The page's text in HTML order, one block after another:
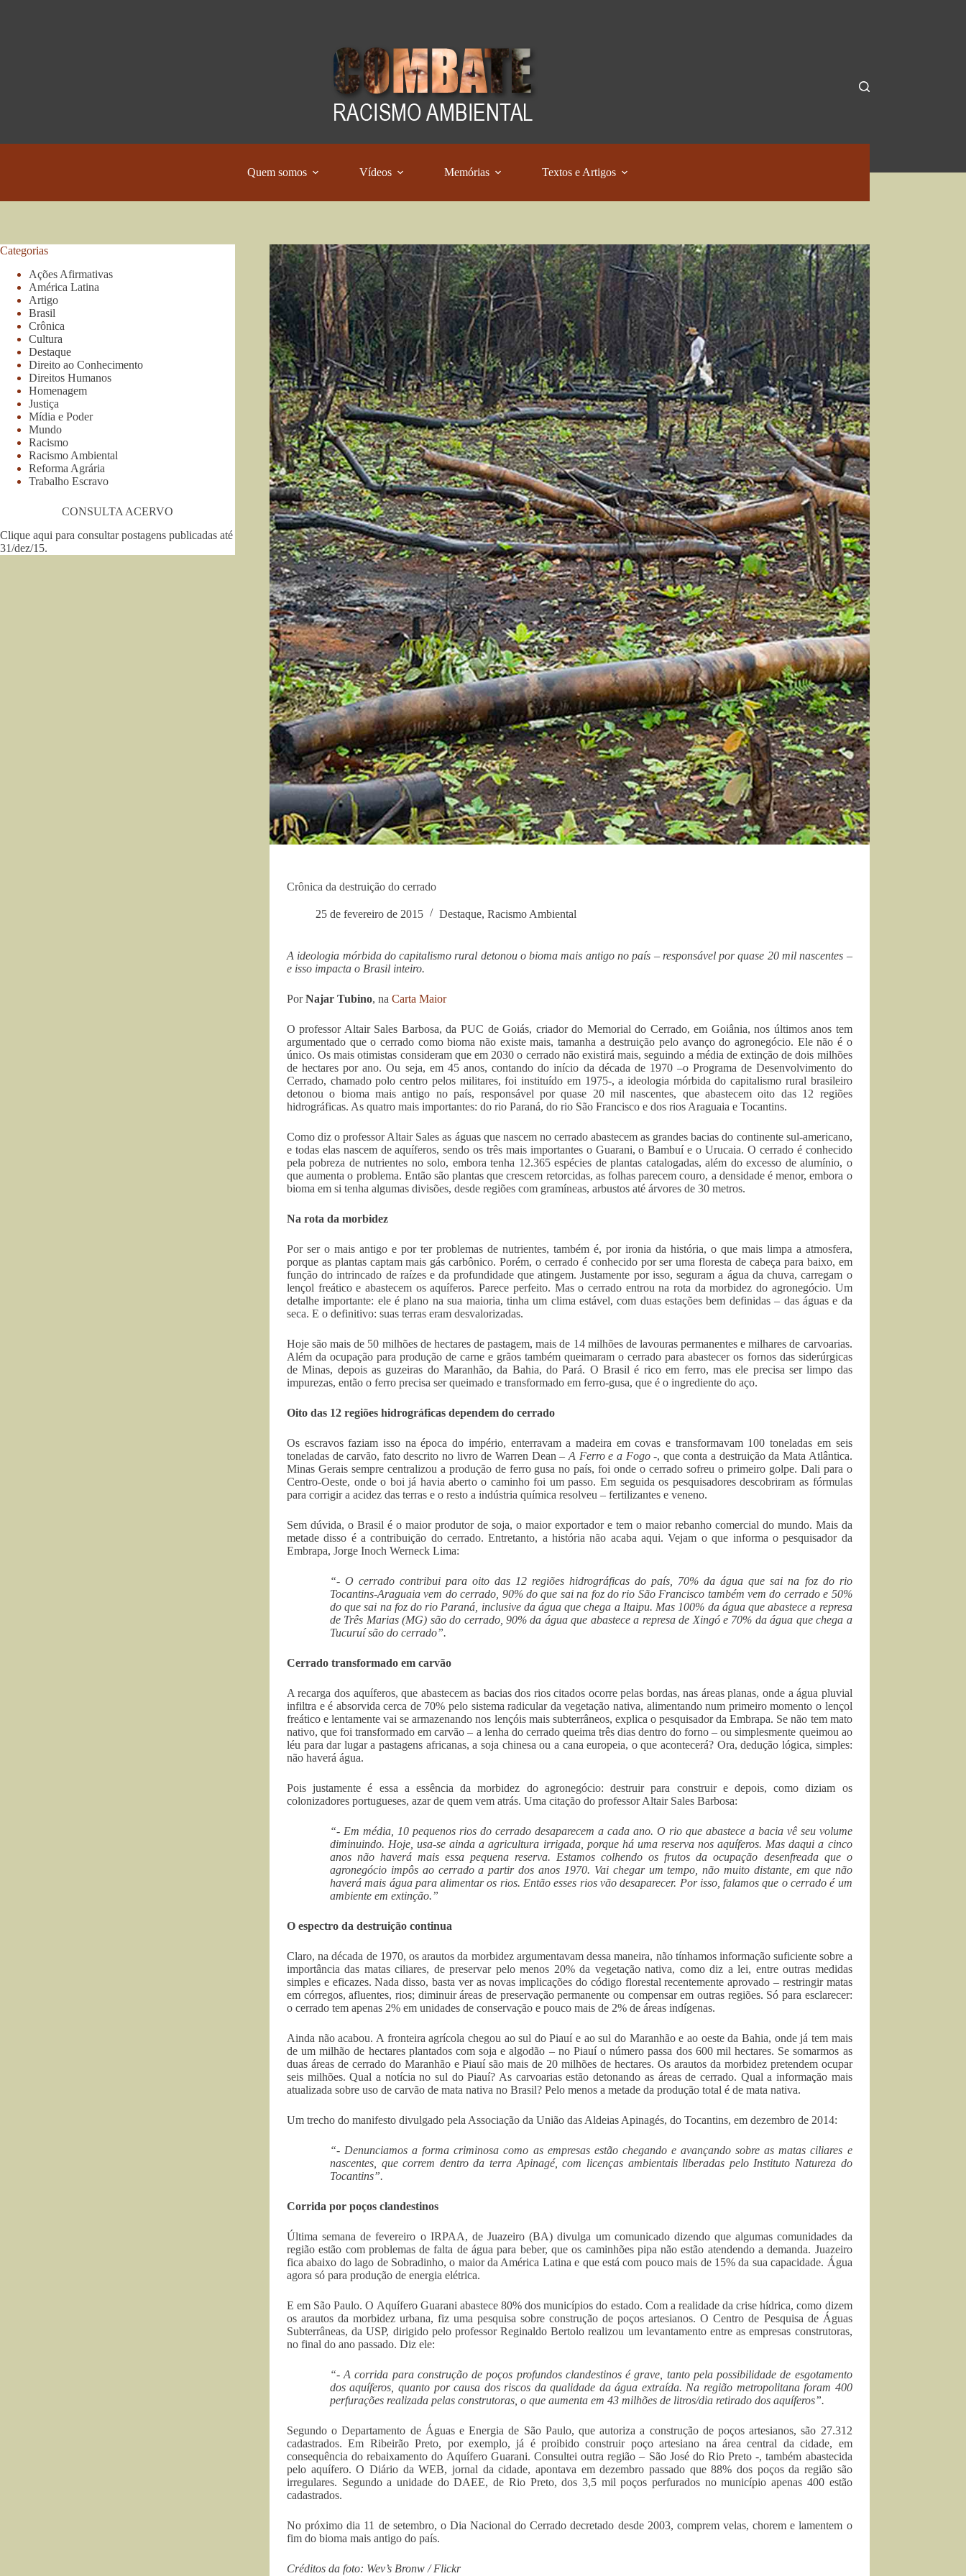
Quem somos Vídeos Memórias Textos e Artigos
Crônica da destruição do cerrado
25 de fevereiro de 2015 Destaque, Racismo Ambiental
A ideologia mórbida do capitalismo rural detonou o bioma mais antigo no país – responsável por quase 20 mil nascentes –
e isso impacta o Brasil inteiro.
PorNajar Tubino, na Carta Maior
O professor Altair Sales Barbosa, da PUC de Goiás, criador do Memorial do Cerrado, em Goiânia, nos últimos anos tem
argumentado que o cerrado como bioma não existe mais, tamanha a destruição pelo avanço do agronegócio. Ele não é o
único. Os mais otimistas consideram que em 2030 o cerrado não existirá mais, seguindo a média de extinção de dois milhões
de hectares por ano. Ou seja, em 45 anos, contando do início da década de 1970 –o Programa de Desenvolvimento do
Cerrado, chamado polo centro pelos militares, foi instituído em 1975-, a ideologia mórbida do capitalismo rural brasileiro
detonou o bioma mais antigo no país, responsável por quase 20 mil nascentes, que abastecem oito das 12 regiões
hidrográficas. As quatro mais importantes: do rio Paraná, do rio São Francisco e dos rios Araguaia e Tocantins.
Como diz o professor Altair Sales as águas que nascem no cerrado abastecem as grandes bacias do continente sul-americano,
e todas elas nascem de aquíferos, sendo os três mais importantes o Guarani, o Bambuí e o Urucaia. O cerrado é conhecido
pela pobreza de nutrientes no solo, embora tenha 12.365 espécies de plantas catalogadas, além do excesso de alumínio, o
que aumenta o problema. Então são plantas que crescem retorcidas, as folhas parecem couro, a densidade é menor, embora o
bioma em si tenha algumas divisões, desde regiões com gramíneas, arbustos até árvores de 30 metros.
Na rota da morbidez
Por ser o mais antigo e por ter problemas de nutrientes, também é, por ironia da história, o que mais limpa a atmosfera,
porque as plantas captam mais gás carbônico. Porém, o cerrado é conhecido por ser uma floresta de cabeça para baixo, em
função do intrincado de raízes e da profundidade que atingem. Justamente por isso, seguram a água da chuva, carregam o
lençol freático e abastecem os aquíferos. Parece perfeito. Mas o cerrado entrou na rota da morbidez do agronegócio. Um
detalhe importante: ele é plano na sua maioria, tinha um clima estável, com duas estações bem definidas – das águas e da
seca. E o definitivo: suas terras eram desvalorizadas.
Hoje são mais de 50 milhões de hectares de pastagem, mais de 14 milhões de lavouras permanentes e milhares de carvoarias.
Além da ocupação para produção de carne e grãos também queimaram o cerrado para abastecer os fornos das siderúrgicas
de Minas, depois as guzeiras do Maranhão, da Bahia, do Pará. O Brasil é rico em ferro, mas ele precisa ser limpo das
impurezas, então o ferro precisa ser queimado e transformado em ferro-gusa, que é o ingrediente do aço.
Oito das 12 regiões hidrográficas dependem do cerrado
Os escravos faziam isso na época do império, enterravam a madeira em covas e transformavam 100 toneladas em seis
toneladas de carvão, fato descrito no livro de Warren Dean – A Ferro e a Fogo-, que conta a destruição da Mata Atlântica.
Minas Gerais sempre centralizou a produção de ferro gusa no país, foi onde o cerrado sofreu o primeiro golpe. Dali para o
Centro-Oeste, onde o boi já havia aberto o caminho foi um passo. Em seguida os pesquisadores descobriram as fórmulas
para corrigir a acidez das terras e o resto a indústria química resolveu – fertilizantes e veneno.
Sem dúvida, o Brasil é o maior produtor de soja, o maior exportador e tem o maior rebanho comercial do mundo. Mais da
metade disso é a contribuição do cerrado. Entretanto, a história não acaba aqui. Vejam o que informa o pesquisador da
Embrapa, Jorge Inoch Werneck Lima:
“- O cerrado contribui para oito das 12 regiões hidrográficas do país, 70% da água que sai na foz do rio
Tocantins-Araguaia vem do cerrado, 90% do que sai na foz do rio São Francisco também vem do cerrado e 50%
do que sai na foz do rio Paraná, inclusive da água que chega a Itaipu. Mas 100% da água que abastece a represa
de Três Marias (MG) são do cerrado, 90% da água que abastece a represa de Xingó e 70% da água que chega a
Tucuruí são do cerrado”.
Cerrado transformado em carvão
A recarga dos aquíferos, que abastecem as bacias dos rios citados ocorre pelas bordas, nas áreas planas, onde a água pluvial
infiltra e é absorvida cerca de 70% pelo sistema radicular da vegetação nativa, alimentando num primeiro momento o lençol
freático e lentamente vai se armazenando nos lençóis mais subterrâneos, explica o pesquisador da Embrapa. Se não tem mato
nativo, que foi transformado em carvão – a lenha do cerrado queima três dias dentro do forno – ou simplesmente queimou ao
léu para dar lugar a pastagens africanas, a soja chinesa ou a cana europeia, o que acontecerá? Ora, dedução lógica, simples:
não haverá água.
Pois justamente é essa a essência da morbidez do agronegócio: destruir para construir e depois, como diziam os
colonizadores portugueses, azar de quem vem atrás. Uma citação do professor Altair Sales Barbosa:
“- Em média, 10 pequenos rios do cerrado desaparecem a cada ano. O rio que abastece a bacia vê seu volume
diminuindo. Hoje, usa-se ainda a agricultura irrigada, porque há uma reserva nos aquíferos. Mas daqui a cinco
anos não haverá mais essa pequena reserva. Estamos colhendo os frutos da ocupação desenfreada que o
agronegócio impôs ao cerrado a partir dos anos 1970. Vai chegar um tempo, não muito distante, em que não
haverá mais água para alimentar os rios. Então esses rios vão desaparecer. Por isso, falamos que o cerrado é um
ambiente em extinção.”
O espectro da destruição continua
Claro, na década de 1970, os arautos da morbidez argumentavam dessa maneira, não tínhamos informação suficiente sobre a
importância das matas ciliares, de preservar pelo menos 20% da vegetação nativa, como diz a lei, entre outras medidas
simples e eficazes. Nada disso, basta ver as novas implicações do código florestal recentemente aprovado – restringir matas
em córregos, afluentes, rios; diminuir áreas de preservação permanente ou compensar em outras regiões. Só para esclarecer:
o cerrado tem apenas 2% em unidades de conservação e pouco mais de 2% de áreas indígenas.
Ainda não acabou. A fronteira agrícola chegou ao sul do Piauí e ao sul do Maranhão e ao oeste da Bahia, onde já tem mais
de um milhão de hectares plantados com soja e algodão – no Piauí o número passa dos 600 mil hectares. Se somarmos as
duas áreas de cerrado do Maranhão e Piauí são mais de 20 milhões de hectares. Os arautos da morbidez pretendem ocupar
seis milhões. Qual a notícia no sul do Piauí? As carvoarias estão detonando as áreas de cerrado. Qual a informação mais
atualizada sobre uso de carvão de mata nativa no Brasil? Pelo menos a metade da produção total é de mata nativa.
Um trecho do manifesto divulgado pela Associação da União das Aldeias Apinagés, do Tocantins, em dezembro de 2014:
“- Denunciamos a forma criminosa como as empresas estão chegando e avançando sobre as matas ciliares e
nascentes, que correm dentro da terra Apinagé, com licenças ambientais liberadas pelo Instituto Natureza do
Tocantins”.
Corrida por poços clandestinos
Última semana de fevereiro o IRPAA, de Juazeiro (BA) divulga um comunicado dizendo que algumas comunidades da
região estão com problemas de falta de água para beber, que os caminhões pipa não estão atendendo a demanda. Juazeiro
fica abaixo do lago de Sobradinho, o maior da América Latina e que está com pouco mais de 15% da sua capacidade. Água
agora só para produção de energia elétrica.
E em São Paulo. O Aquífero Guarani abastece 80% dos municípios do estado. Com a realidade da crise hídrica, como dizem
os arautos da morbidez urbana, fiz uma pesquisa sobre construção de poços artesianos. O Centro de Pesquisa de Águas
Subterrâneas, da USP, dirigido pelo professor Reginaldo Bertolo realizou um levantamento entre as empresas construtoras,
no final do ano passado. Diz ele:
“- A corrida para construção de poços profundos clandestinos é grave, tanto pela possibilidade de esgotamento
dos aquíferos, quanto por causa dos riscos da qualidade da água extraída. Na região metropolitana foram 400
perfurações realizada pelas construtoras, o que aumenta em 43 milhões de litros/dia retirado dos aquíferos”.
Segundo o Departamento de Águas e Energia de São Paulo, que autoriza a construção de poços artesianos, são 27.312
cadastrados. Em Ribeirão Preto, por exemplo, já é proibido construir poço artesiano na área central da cidade, em
consequência do rebaixamento do Aquífero Guarani. Consultei outra região – São José do Rio Preto -, também abastecida
pelo aquífero. O Diário da WEB, jornal da cidade, apontava em dezembro passado que 88% dos poços da região são
irregulares. Segundo a unidade do DAEE, de Rio Preto, dos 3,5 mil poços perfurados no município apenas 400 estão
cadastrados.
No próximo dia 11 de setembro, o Dia Nacional do Cerrado decretado desde 2003, comprem velas, chorem e lamentem o
fim do bioma mais antigo do país.
Créditos da foto: Wev’s Bronw / Flickr
Categorias
Ações Afirmativas
América Latina
Artigo
Brasil
Crônica
Cultura
Destaque
Direito ao Conhecimento
Direitos Humanos
Homenagem
Justiça
Mídia e Poder
Mundo
Racismo
Racismo Ambiental
Reforma Agrária
Trabalho Escravo
CONSULTA ACERVO
Clique aqui para consultar postagens publicadas até
31/dez/15.